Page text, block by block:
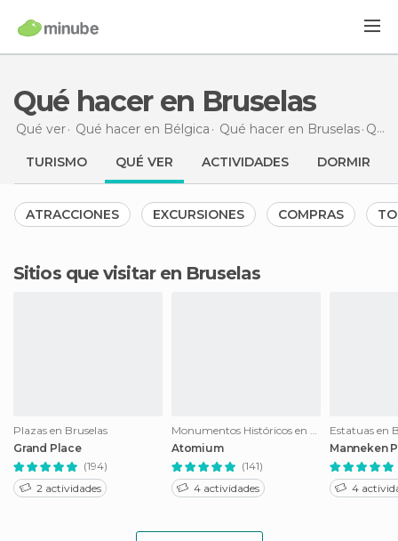
Qué hacer en Bruselas
Qué ver Qué hacer en Bélgica Qué hacer en Bruselas Qué hacer
TURISMO QUÉ VER ACTIVIDADES DORMIR
ATRACCIONES EXCURSIONES COMPRAS
Sitios que visitar en Bruselas
Plazas en Bruselas
Grand Place
(194)
2 actividades
Monumentos Históricos en Bruselas
Atomium
(141)
4 actividades
Estatuas en
Manneken
4